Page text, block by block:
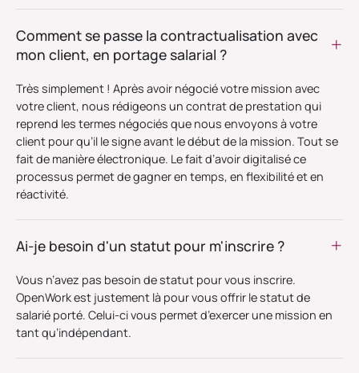
Comment se passe la contractualisation avec
mon client, en portage salarial ?
Très simplement ! Après avoir négocié votre mission avec
votre client, nous rédigeons un contrat de prestation qui
reprend les termes négociés que nous envoyons à votre
client pour qu’il le signe avant le début de la mission. Tout se
fait de manière électronique. Le fait d’avoir digitalisé ce
processus permet de gagner en temps, en flexibilité et en
réactivité.
Ai-je besoin d'un statut pour m'inscrire ?
Vous n’avez pas besoin de statut pour vous inscrire.
OpenWork est justement là pour vous offrir le statut de
salarié porté. Celui-ci vous permet d’exercer une mission en
tant qu’indépendant.